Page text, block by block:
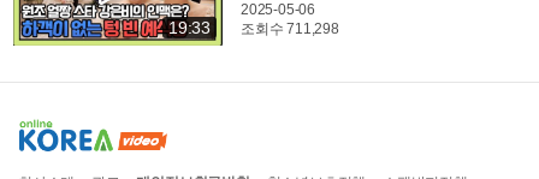
19:33
SUNJOY (TV CHOSUN 250505 방
2025-05-06
조회수711,298